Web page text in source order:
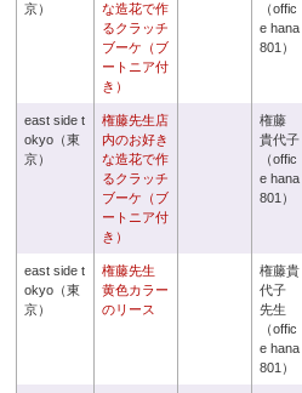
京）
な造花で作
るクラッチ
ブーケ（ブ
ートニア付
き）
（offic
e hana
801）
east side t
okyo（東
京）
権藤先生店
内のお好き
な造花で作
るクラッチ
ブーケ（ブ
ートニア付
き）
権藤
貴代子
（offic
e hana
801）
east side t
okyo（東
京）
権藤先生
黄色カラー
のリース
権藤貴
代子
先生
（offic
e hana
801）